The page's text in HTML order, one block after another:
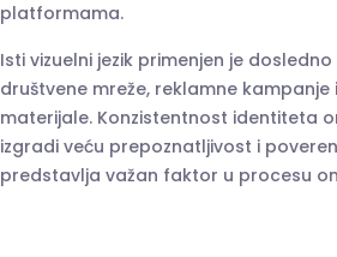
platformama.
Isti vizuelni jezik primenjen je
društvene mreže, reklamne
materijale. Konzistentnost identiteta
izgradi veću prepoznatljivost i
predstavlja važan faktor u procesu